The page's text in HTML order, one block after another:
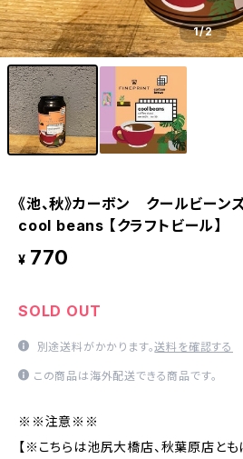
1/2
《池、秋》カーボン クールビ
cool beans 【クラフトビール】
¥ 770
SOLD OUT
別途送料がかかります。送料を確認する
この商品は海外配送できる商品です。
※※注意※※
【※こちらは池尻大橋店、秋葉原店とも